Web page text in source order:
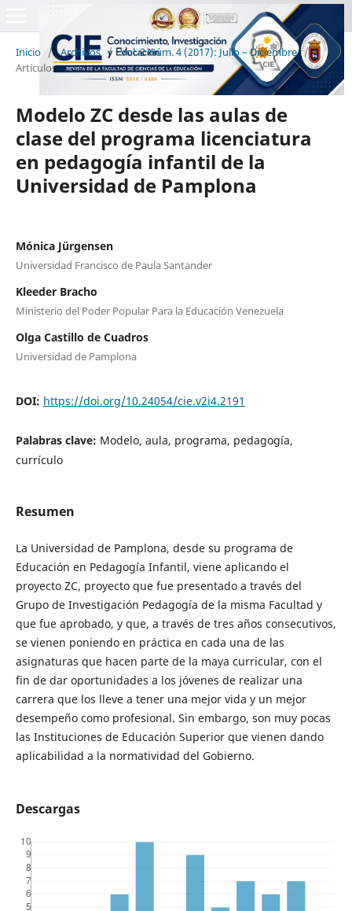
Inicio / Archivos / Vol. 2 Núm. 4 (2017): Julio – Diciembre /
Artículos
Modelo ZC desde las aulas de
clase del programa licenciatura
en pedagogía infantil de la
Universidad de Pamplona
Mónica Jürgensen
Universidad Francisco de Paula Santander
Kleeder Bracho
Ministerio del Poder Popular Para la Educación Venezuela
Olga Castillo de Cuadros
Universidad de Pamplona
DOI: https://doi.org/10.24054/cie.v2i4.2191
Palabras clave: Modelo, aula, programa, pedagogía,
currículo
Resumen
La Universidad de Pamplona, desde su programa de
Educación en Pedagogía Infantil, viene aplicando el
proyecto ZC, proyecto que fue presentado a través del
Grupo de Investigación Pedagogía de la misma Facultad y
que fue aprobado, y que, a través de tres años consecutivos,
se vienen poniendo en práctica en cada una de las
asignaturas que hacen parte de la maya curricular, con el
fin de dar oportunidades a los jóvenes de realizar una
carrera que los lleve a tener una mejor vida y un mejor
desempeño como profesional. Sin embargo, son muy pocas
las Instituciones de Educación Superior que vienen dando
aplicabilidad a la normatividad del Gobierno.
Descargas